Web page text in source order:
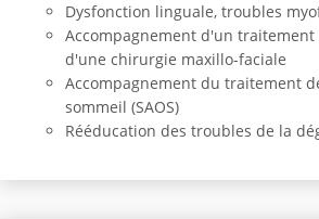
Dysfonction linguale, troubles
Accompagnement d'un
d'une chirurgie maxillo-faciale
Accompagnement du traitement
sommeil (SAOS)
Rééducation des troubles de la